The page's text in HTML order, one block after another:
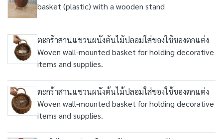
basket (plastic) with a wooden stand
ตะกร้าสานแขวนผนังต้นไม้ปลอมใส่ของใช้ของตกแต่ง
Woven wall-mounted basket for holding decorative
items and supplies.
ตะกร้าสานแขวนผนังต้นไม้ปลอมใส่ของใช้ของตกแต่ง
Woven wall-mounted basket for holding decorative
items and supplies.